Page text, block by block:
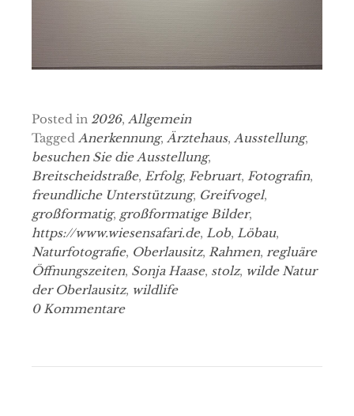
Posted in 2026, Allgemein
Tagged Anerkennung, Ärztehaus, Ausstellung,
besuchen Sie die Ausstellung,
Breitscheidstraße, Erfolg, Februart, Fotografin,
freundliche Unterstützung, Greifvogel,
großformatig, großformatige Bilder,
https://www.wiesensafari.de, Lob, Löbau,
Naturfotografie, Oberlausitz, Rahmen, regluäre
Öffnungszeiten, Sonja Haase, stolz, wilde Natur
der Oberlausitz, wildlife
0 Kommentare